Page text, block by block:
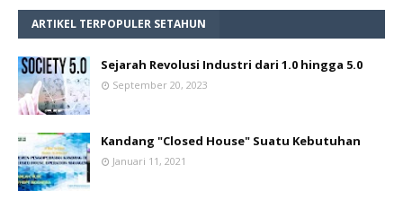
ARTIKEL TERPOPULER SETAHUN
Sejarah Revolusi Industri dari 1.0 hingga 5.0
September 20, 2023
Kandang "Closed House" Suatu Kebutuhan
Januari 11, 2021